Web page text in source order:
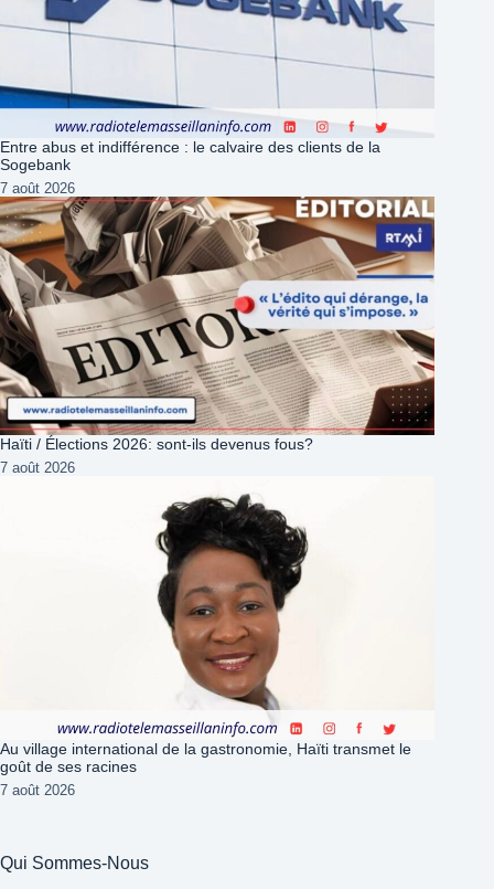
Entre abus et indifférence : le calvaire des clients de la
Sogebank
7 août 2026
Haïti / Élections 2026: sont-ils devenus fous?
7 août 2026
Au village international de la gastronomie, Haïti transmet le
goût de ses racines
7 août 2026
Qui Sommes-Nous